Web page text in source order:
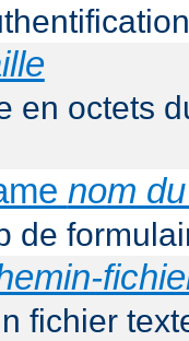
en octets
nom
de
fichier